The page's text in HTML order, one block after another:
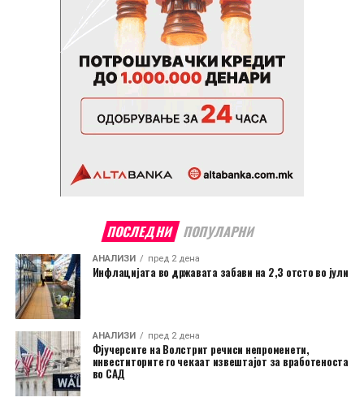
ПОСЛЕДНИ ПОПУЛАРНИ
АНАЛИЗИ пред 2 дена
Инфлацијата во државата забави на 2,3 отсто во јули
АНАЛИЗИ пред 2 дена
Фјучерсите на Волстрит речиси непроменети,
инвеститорите го чекаат извештајот за вработеноста
во САД